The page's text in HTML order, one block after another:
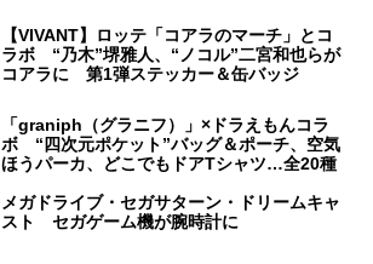
【VIVANT】ロッテ「コアラのマーチ」とコ
ラボ “乃木”堺雅人、“ノコル”二宮和也らが
コアラに 第1弾ステッカー＆缶バッジ
「graniph（グラニフ）」×ドラえもんコラ
ボ “四次元ポケット”バッグ＆ポーチ、空気
ほうパーカ、どこでもドアTシャツ…全20種
メガドライブ・セガサターン・ドリームキャ
スト セガゲーム機が腕時計に